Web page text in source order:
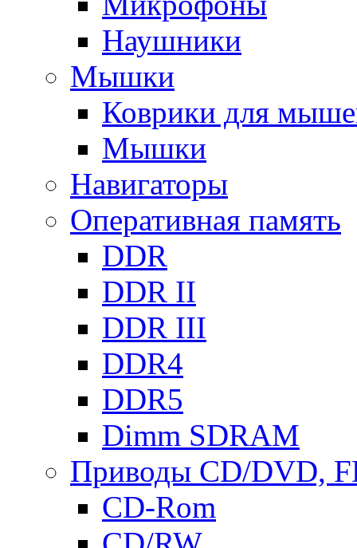
Наушники
Мышки
Коврики для
Мышки
Навигаторы
Оперативная память
DDR
DDR II
DDR III
DDR4
DDR5
Dimm SDRAM
Приводы СD/DVD,
CD-Rom